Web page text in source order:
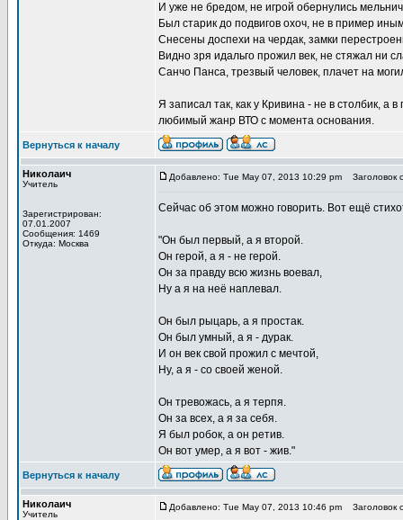
И уже не бредом, не игрой обернулись
Был старик до подвигов охоч, не в пример
Снесены доспехи на чердак, замки
Видно зря идальго прожил век, не стяжал ни
Санчо Панса, трезвый человек, плачет на
Я записал так, как у Кривина - не в столбик, а
любимый жанр ВТО с момента основания.
Вернуться к началу
Николаич
Учитель
Зарегистрирован:
07.01.2007
Сообщения: 1469
Откуда: Москва
Добавлено: Tue May 07, 2013 10:29 pm Заголовок
Сейчас об этом можно говорить. Вот ещё
"Он был первый, а я второй.
Он герой, а я - не герой.
Он за правду всю жизнь воевал,
Ну а я на неё наплевал.
Он был рыцарь, а я простак.
Он был умный, а я - дурак.
И он век свой прожил с мечтой,
Ну, а я - со своей женой.
Он тревожась, а я терпя.
Он за всех, а я за себя.
Я был робок, а он ретив.
Он вот умер, а я вот - жив."
Вернуться к началу
Николаич
Учитель
Добавлено: Tue May 07, 2013 10:46 pm Заголовок